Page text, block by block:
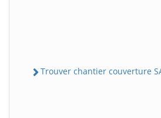
Trouver chantier couverture